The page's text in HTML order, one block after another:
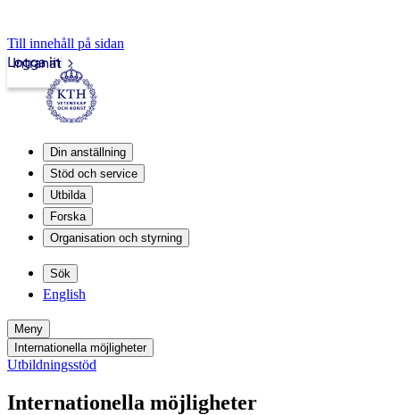
Till innehåll på sidan
Intranät
Logga in
Din anställning
Stöd och service
Utbilda
Forska
Organisation och styrning
Sök
English
Meny
Internationella möjligheter
Utbildningsstöd
Internationella möjligheter